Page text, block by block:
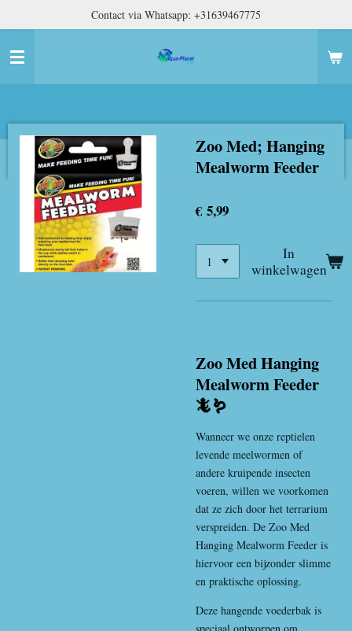
naar
hoofdinhoud
Contact via Whatsapp: +31639467775
Zoo Med; Hanging
Mealworm Feeder
€ 5,99
In
winkelwagen
Zoo Med Hanging
Mealworm Feeder
🦎🪱
Wanneer we onze reptielen
levende meelwormen of
andere kruipende insecten
voeren, willen we voorkomen
dat ze zich door het terrarium
verspreiden. De Zoo Med
Hanging Mealworm Feeder is
hiervoor een bijzonder slimme
en praktische oplossing.
Deze hangende voederbak is